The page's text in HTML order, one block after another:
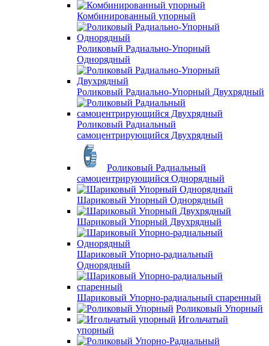
Комбинированный упорный
Роликовый Радиально-Упорный
Однорядный
Роликовый Радиально-Упорный Двухрядный
Роликовый Радиальный
самоцентрирующийся Двухрядный
Роликовый Радиальный
самоцентрирующийся Однорядный
Шариковый Упорный Однорядный
Шариковый Упорный Двухрядный
Шариковый Упорно-радиальный
Однорядный
Шариковый Упорно-радиальный спаренный
Роликовый Упорный
Игольчатый
упорный